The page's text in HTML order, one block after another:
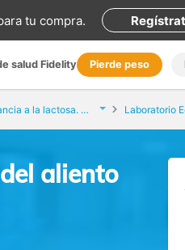
tu compra.
salud Fidelity Pierde peso
Test de intolerancia a la lactosa. Prueba del aliento Laboratorio
aliento